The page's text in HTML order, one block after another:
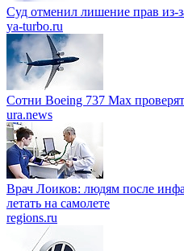
Суд отменил лишение прав из-
ya-turbo.ru
Сотни Boeing 737 Max
ura.news
Врач Лоиков: людям после
летать на самолете
regions.ru